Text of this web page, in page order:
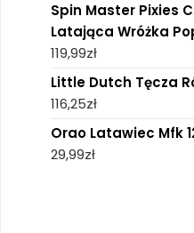
Spin Master Pixies
Latająca Wróżka
119,99zł
Little Dutch Tęcza
116,25zł
Orao Latawiec Mfk
29,99zł